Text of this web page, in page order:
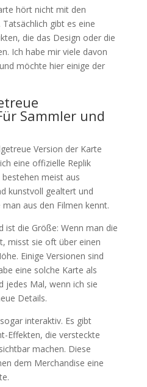
hört nicht mit den
gibt es eine
die das Design oder die
Ich habe mir viele davon
möchte hier einige der
Sammler und
Version der Karte
eine offizielle Replik
bestehen meist aus
kunstvoll gealtert und
aus den Filmen kennt.
ist die Größe: Wenn man die
misst sie oft über einen
Einige Versionen sind
eine solche Karte als
jedes Mal, wenn ich sie
Details.
interaktiv. Es gibt
Effekten, die versteckte
machen. Diese
dem Merchandise eine